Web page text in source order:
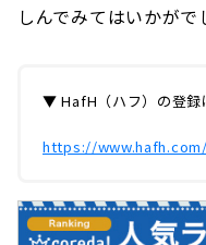
しんでみてはいかがで
▼ HafH（ハフ）の登録
https://www.hafh.com/